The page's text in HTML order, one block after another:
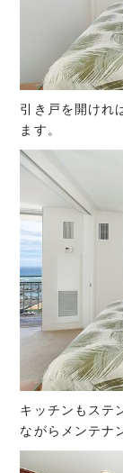
引き戸を開けれ
ます。
キッチンもステ
ながらメンテナ